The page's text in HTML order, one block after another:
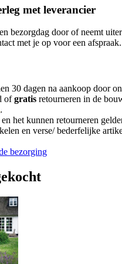
met leverancier
bezorgdag door of neemt
met je op voor een afspraak.
30 dagen na aankoop door
ofgratis retourneren in de
.
het kunnen retourneren
en verse/ bederfelijke
bezorging